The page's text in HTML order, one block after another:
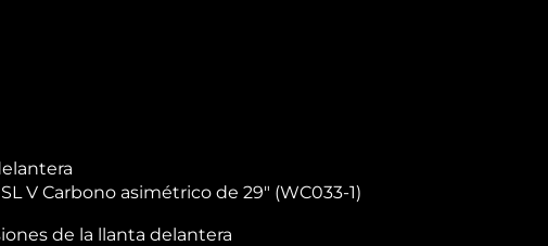
V Carbono asimétrico de 29″ (WC033-1)
de la llanta delantera